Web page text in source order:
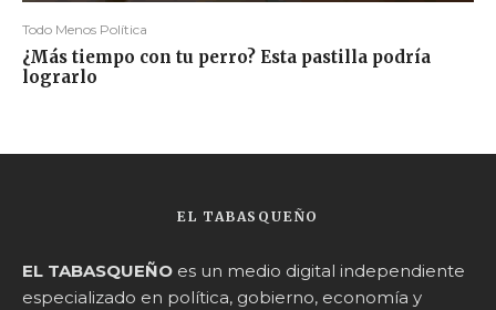
Todo Menos Política
¿Más tiempo con tu perro? Esta pastilla podría
lograrlo
EL TABASQUEÑO
EL TABASQUEÑO es un medio digital independiente
especializado en política, gobierno, economía y